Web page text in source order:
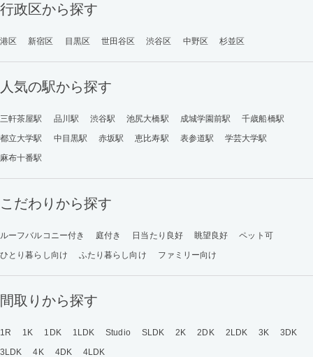
行政区から探す
港区 新宿区 目黒区 世田谷区 渋谷区 中野区 杉並区
人気の駅から探す
三軒茶屋駅 品川駅 渋谷駅 池尻大橋駅 成城学園前駅
千歳船橋駅
都立大学駅
中目黒駅 赤坂駅 恵比寿駅 表参道駅
学芸大学駅
麻布十番駅
こだわりから探す
ルーフバルコニー付き 庭付き 日当たり良好 眺望良好
ペット可
ひとり暮らし向け
ふたり暮らし向け ファミリー向け
間取りから探す
1R 1K 1DK 1LDK Studio SLDK 2K 2DK 2LDK 3K
3DK
3LDK
4K 4DK 4LDK